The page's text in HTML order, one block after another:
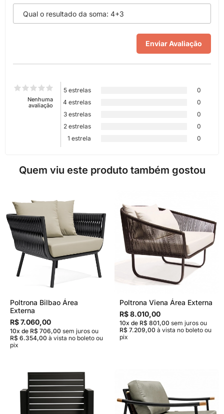
Nenhuma
avaliação
5 estrelas
0
4 estrelas
0
3 estrelas
0
2 estrelas
0
1 estrela
0
Quem viu este produto também gostou
Poltrona Bilbao Área
Externa
R$ 7.060,00
10x de R$ 706,00 sem juros ou
R$ 6.354,00 à vista no boleto ou
pix
Poltrona Viena Área Externa
R$ 8.010,00
10x de R$ 801,00 sem juros ou
R$ 7.209,00 à vista no boleto ou
pix